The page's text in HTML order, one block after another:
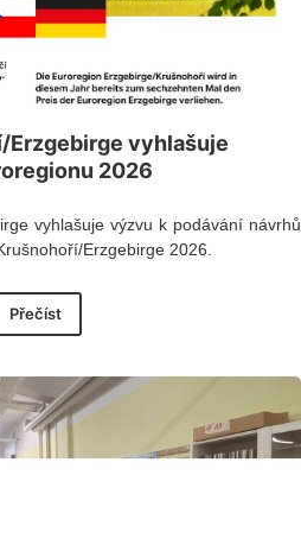
Erzgebirge vyhlašuje
2026
vyhlašuje výzvu k podávání návrhů
Erzgebirge 2026.
Přečíst